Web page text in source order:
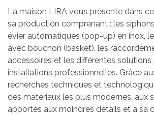
La maison LIRA vous présente dans
sa production comprenant : les
évier automatiques (pop-up) en inox,
avec bouchon (basket), les
accessoires et les différentes solutions
installations professionnelles. Grâce
recherches techniques et
des matériaux les plus modernes, aux
apportés aux moindres détails et à sa